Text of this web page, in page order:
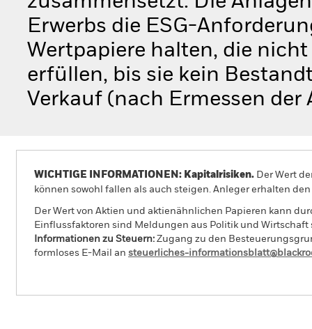
Erwerbs die ESG-
Wertpapiere halten, die
erfüllen, bis sie kein
Verkauf (nach Ermessen
WICHTIGE INFORMATIONEN: Kapitalrisiken. Der Wert
können sowohl fallen als auch steigen. Anleger erhalten
Der Wert von Aktien und aktienähnlichen Papieren kann
Einflussfaktoren sind Meldungen aus Politik und
Informationen zu Steuern: Zugang zu den
formloses E-Mail an steuerliches-